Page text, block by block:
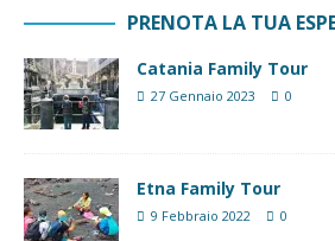
PRENOTA LA TUA
Catania Family Tour
27 Gennaio 2023 0
Etna Family Tour
9 Febbraio 2022 0